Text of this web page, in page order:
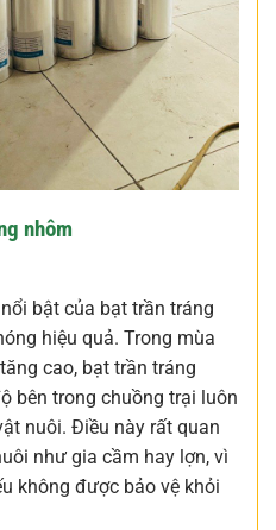
nhôm
bật của bạt trần tráng
hiệu quả. Trong mùa
cao, bạt trần tráng
bên trong chuồng trại luôn
nuôi. Điều này rất quan
như gia cầm hay lợn, vì
không được bảo vệ khỏi